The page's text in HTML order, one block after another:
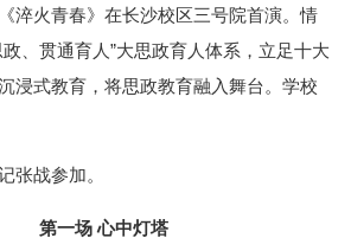
火青春》在长沙校区三号院首演。情
、贯通育人”大思政育人体系，立足十大
浸式教育，将思政教育融入舞台。学校
张战参加。
第一场 心中灯塔